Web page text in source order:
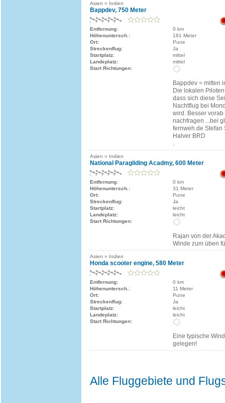
Asien » Indien
Bappdev, 750 Meter
Entfernung:
0 km
Höhenuntersch.:
181 Meter
Ort:
Pune
Streckenflug:
Ja
Startplatz:
mittel
Landeplatz:
mittel
Start Richtungen:
Bappdev = mitten
Die lokalen
dass sich diese
Nachtflug bei
wird. Besser
nachfragen ...bei
fernweh.de Stefan
Halver BRD
.
Asien » Indien
National Paragliding Acadmy, 600 Meter
Entfernung:
0 km
Höhenuntersch.:
31 Meter
Ort:
Pune
Streckenflug:
Ja
Startplatz:
leicht
Landeplatz:
leicht
Start Richtungen:
Rajan von der
Winde zum üben
Asien » Indien
Honda scooter engine, 580 Meter
Entfernung:
0 km
Höhenuntersch.:
11 Meter
Ort:
Pune
Streckenflug:
Ja
Startplatz:
leicht
Landeplatz:
leicht
Start Richtungen:
Eine typische
gelegen!
Alle Fluggebiete und